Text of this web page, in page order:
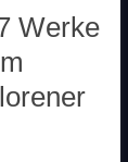
Werke